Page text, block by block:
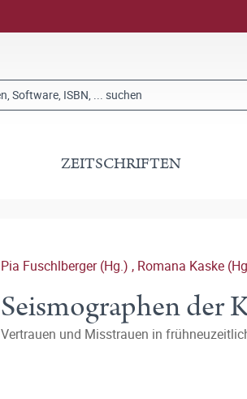
ZEITSCHRIFTEN
Pia Fuschlberger (Hg.) , Romana Kaske
Seismographen der
Vertrauen und Misstrauen in